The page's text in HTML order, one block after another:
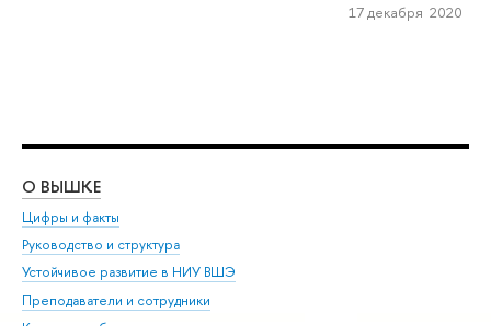
17 декабря 2020
О ВЫШКЕ
Цифры и факты
Руководство и структура
Устойчивое развитие в НИУ ВШЭ
Преподаватели и сотрудники